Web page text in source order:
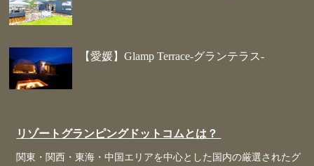
【愛媛】Glamp Terrace-グランテラス-
リゾートグランピングドットコムとは？
関東・関西・東海・中国エリアを中心とした国内の厳選されたグ